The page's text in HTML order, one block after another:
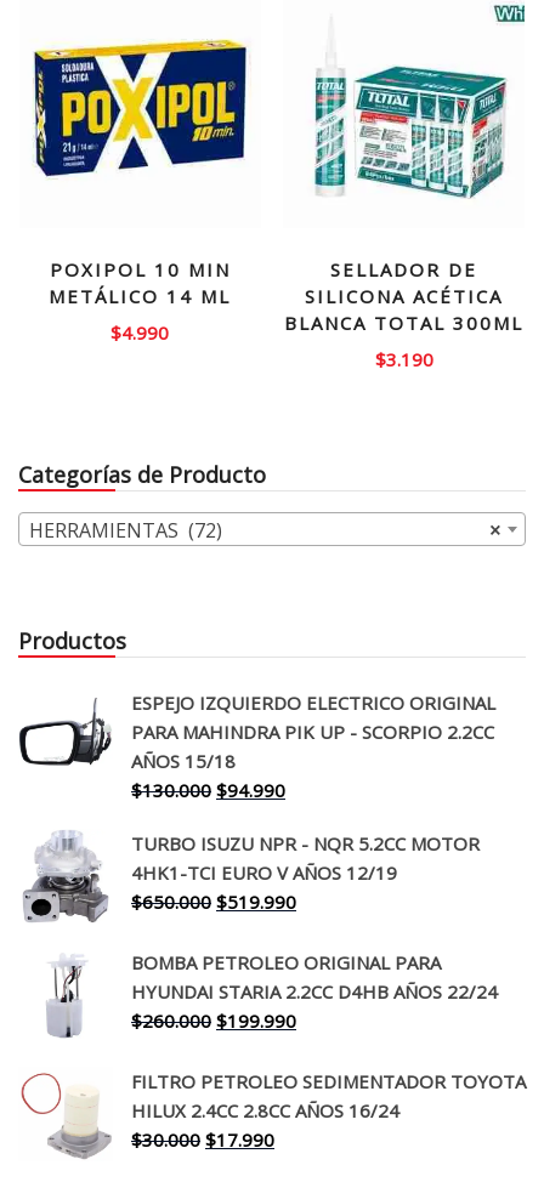
POXIPOL 10 MIN
METÁLICO 14 ML
$4.990
SELLADOR DE
SILICONA ACÉTICA
BLANCA TOTAL 300ML
$3.190
Categorías de Producto
×
HERRAMIENTAS (72)
Productos
ESPEJO IZQUIERDO ELECTRICO ORIGINAL
PARA MAHINDRA PIK UP - SCORPIO 2.2CC
AÑOS 15/18
$130.000 El
original
era:
$130.000.
$94.990El
actual
es:
$94.990.
TURBO ISUZU NPR - NQR 5.2CC MOTOR
4HK1-TCI EURO V AÑOS 12/19
$650.000 El
original
era:
$650.000.
$519.990El
actual
es:
$519.990.
BOMBA PETROLEO ORIGINAL PARA
HYUNDAI STARIA 2.2CC D4HB AÑOS 22/24
$260.000 El
original
era:
$260.000.
$199.990El
actual
es:
FILTRO PETROLEO SEDIMENTADOR TOYOTA
HILUX 2.4CC 2.8CC AÑOS 16/24
$30.000 El
$17.990El